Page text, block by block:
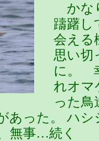
かな
躊躇し
会える
思い切
に。
れオマ
った鳥
あった。 ハ
無事…続く